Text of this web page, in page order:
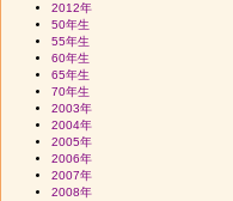
2012年
50年生
55年生
60年生
65年生
70年生
2003年
2004年
2005年
2006年
2007年
2008年